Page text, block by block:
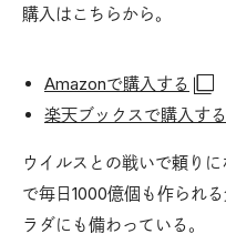
購入はこちらから。
Amazonで購入する
楽天ブックスで購入する
ウイルスとの戦いで頼り
で毎日1000億個も作られ
ラダにも備わっている。